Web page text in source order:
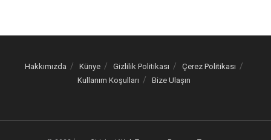
Hakkımızda Künye Gizlilik Politikası
Çerez Politikası
Kullanım Koşulları
Bize Ulaşın